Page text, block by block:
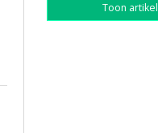
Toon artikel